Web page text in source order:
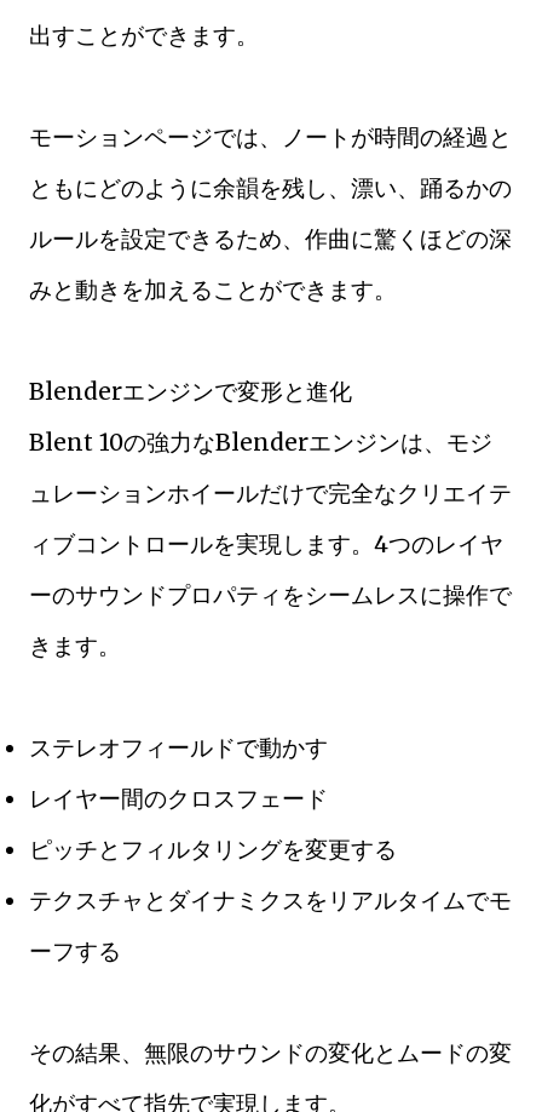
出すことができます。
モーションページでは、ノートが時間の経過と
ともにどのように余韻を残し、漂い、踊るかの
ルールを設定できるため、作曲に驚くほどの深
みと動きを加えることができます。
Blenderエンジンで変形と進化
Blent 10の強力なBlenderエンジンは、モジ
ュレーションホイールだけで完全なクリエイテ
ィブコントロールを実現します。4つのレイヤ
ーのサウンドプロパティをシームレスに操作で
きます。
ステレオフィールドで動かす
レイヤー間のクロスフェード
ピッチとフィルタリングを変更する
テクスチャとダイナミクスをリアルタイムでモ
ーフする
その結果、無限のサウンドの変化とムードの変
化がすべて指先で実現します。